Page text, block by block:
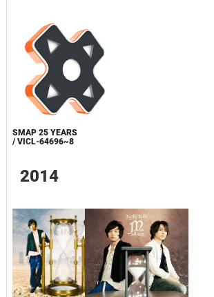
SMAP 25 YEARS
/ VICL-64696~8
2014